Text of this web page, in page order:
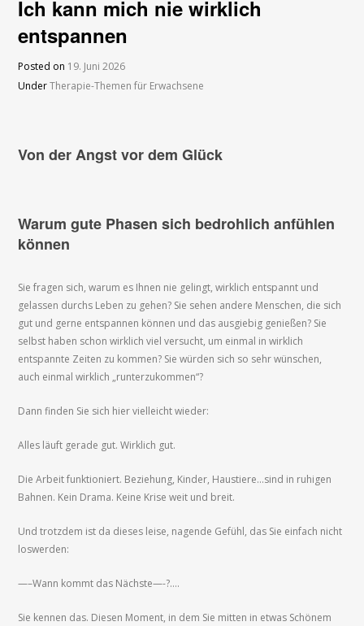
Ich kann mich nie wirklich
entspannen
Posted on 19. Juni 2026
UnderTherapie-Themen für Erwachsene
Von der Angst vor dem Glück
Warum gute Phasen sich bedrohlich anfühlen
können
Sie fragen sich, warum es Ihnen nie gelingt, wirklich entspannt und
gelassen durchs Leben zu gehen? Sie sehen andere Menschen, die sich
gut und gerne entspannen können und das ausgiebig genießen? Sie
selbst haben schon wirklich viel versucht, um einmal in wirklich
entspannte Zeiten zu kommen? Sie würden sich so sehr wünschen,
auch einmal wirklich „runterzukommen“?
Dann finden Sie sich hier vielleicht wieder:
Alles läuft gerade gut. Wirklich gut.
Die Arbeit funktioniert. Beziehung, Kinder, Haustiere…sind in ruhigen
Bahnen. Kein Drama. Keine Krise weit und breit.
Und trotzdem ist da dieses leise, nagende Gefühl, das Sie einfach nicht
loswerden:
—–Wann kommt das Nächste—-?….
Sie kennen das. Diesen Moment, in dem Sie mitten in etwas Schönem